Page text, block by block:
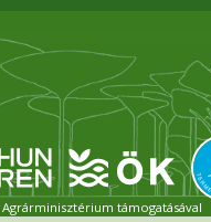
Agrárminisztérium támogatásával